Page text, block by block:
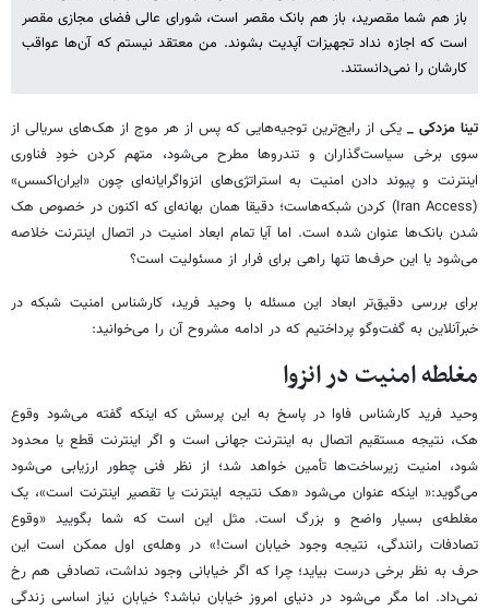
باز هم شما مقصرید، باز هم بانک مقصر است، شورای عالی فضای مجازی مقصر
است که اجازه نداد تجهیزات آپدیت بشوند. من معتقد نیستم که آن‌ها عواقب
کارشان را نمی‌دانستند.
تینا مزدکی _ یکی از رایج‌ترین توجیه‌هایی که پس از هر موج از هک‌های سریالی از
سوی برخی سیاست‌گذاران و تندروها مطرح می‌شود، متهم کردن خودِ فناوری
اینترنت و پیوند دادن امنیت به استراتژی‌های انزواگرایانه‌ای چون «ایران‌اکسس»
(Iran Access) کردن شبکه‌هاست؛ دقیقا همان بهانه‌ای که اکنون در خصوص هک‌
شدن بانک‌ها عنوان شده است. اما آیا تمام ابعاد امنیت در اتصال اینترنت خلاصه
می‌شود یا این‌ حرف‌ها تنها راهی برای فرار از مسئولیت است؟
برای بررسی دقیق‌تر ابعاد این مسئله با وحید فرید، کارشناس امنیت شبکه در
خبرآنلاین به گفت‌وگو پرداختیم که در ادامه مشروح آن را می‌خوانید:
مغلطه امنیت در انزوا
وحید فرید کارشناس فاوا در پاسخ به این پرسش که اینکه گفته می‌شود وقوع
هک‌، نتیجه‌ مستقیم اتصال به اینترنت جهانی است و اگر اینترنت قطع یا محدود
شود، امنیت زیرساخت‌ها تأمین خواهد شد؛ از نظر فنی چطور ارزیابی می‌شود
می‌گوید:« اینکه عنوان می‌شود «هک نتیجه‌ اینترنت یا تقصیر اینترنت است»، یک
مغلطه‌ی بسیار واضح و بزرگ است. مثل این است که شما بگویید «وقوع
تصادفات رانندگی، نتیجه‌ وجود خیابان است!» در وهله‌ی اول ممکن است این
حرف به نظر برخی درست بیاید؛ چرا که اگر خیابانی وجود نداشت، تصادفی هم رخ
نمی‌داد. اما مگر می‌شود در دنیای امروز خیابان نباشد؟ خیابان نیاز اساسی زندگی